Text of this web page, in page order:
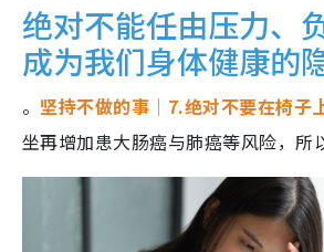
绝对不能任由压力、
成为我们身体健康的
。 坚持不做的事｜7.绝对不要在椅子
坐再增加患大肠癌与肺癌等风险，所